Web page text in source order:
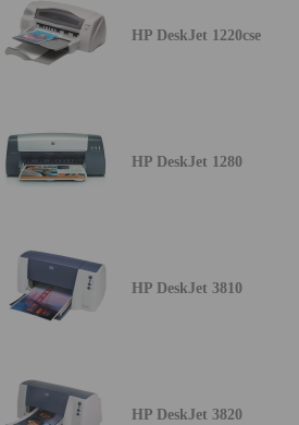
HP DeskJet 1220cse
HP DeskJet 1280
HP DeskJet 3810
HP DeskJet 3820